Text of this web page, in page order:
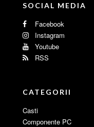
SOCIAL MEDIA
Facebook
Instagram
Youtube
RSS
CATEGORII
Casti
Componente PC